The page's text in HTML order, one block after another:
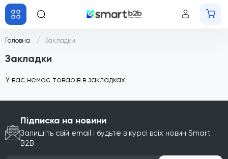
Головна Закладки
Закладки
У вас немає товарів в закладках
Підписка на новини
Залишіть свій email і будьте в курсі всіх новин Smart
B2B